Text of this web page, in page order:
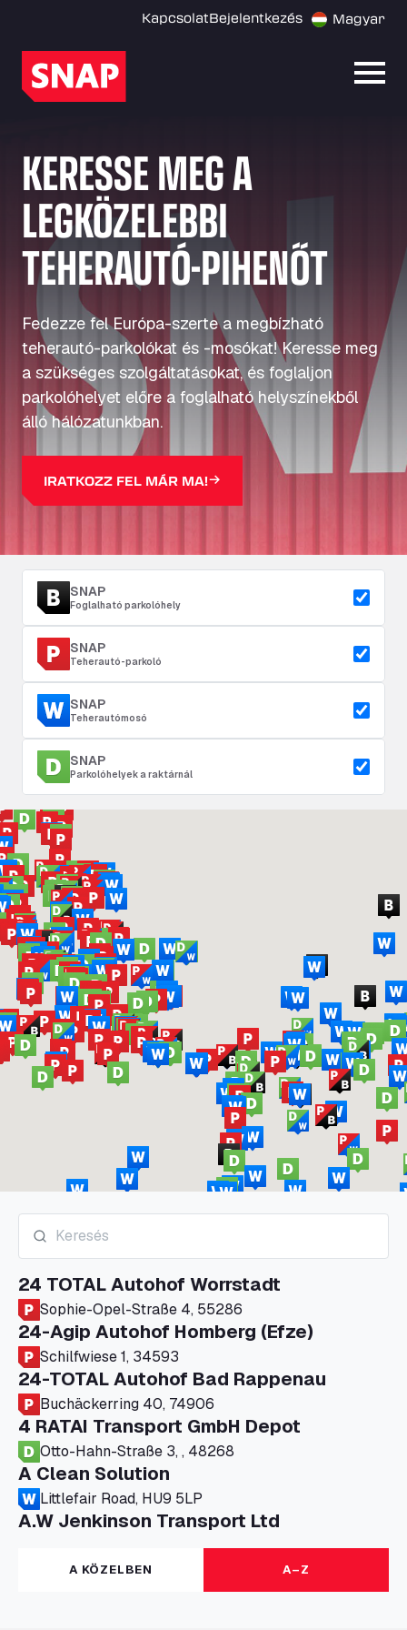
KapcsolatBejelentkezés Magyar
KERESSE MEG A
LEGKÖZELEBBI
TEHERAUTÓ-PIHENŐT
Fedezze fel Európa-szerte a megbízható
teherautó-parkolókat és -mosókat! Keresse meg
a szükséges szolgáltatásokat, és foglaljon
parkolóhelyet előre a foglalható helyszínekből
álló hálózatunkban.
IRATKOZZ FEL MÁR MA!
SNAP
Foglalható parkolóhely
SNAP
Teherautó-parkoló
SNAP
Teherautómosó
SNAP
Parkolóhelyek a raktárnál
24 TOTAL Autohof Worrstadt
Sophie-Opel-Straße 4, 55286
24-Agip Autohof Homberg (Efze)
Schilfwiese 1, 34593
24-TOTAL Autohof Bad Rappenau
Buchäckerring 40, 74906
4 RATAI Transport GmbH Depot
Otto-Hahn-Straße 3, , 48268
A Clean Solution
Littlefair Road, HU9 5LP
A.W Jenkinson Transport Ltd
Progress House, ME11 5GA
A+G Nettetal - Depot Parking
Am Panneschopp 7, 41334
A KÖZELBEN A–Z